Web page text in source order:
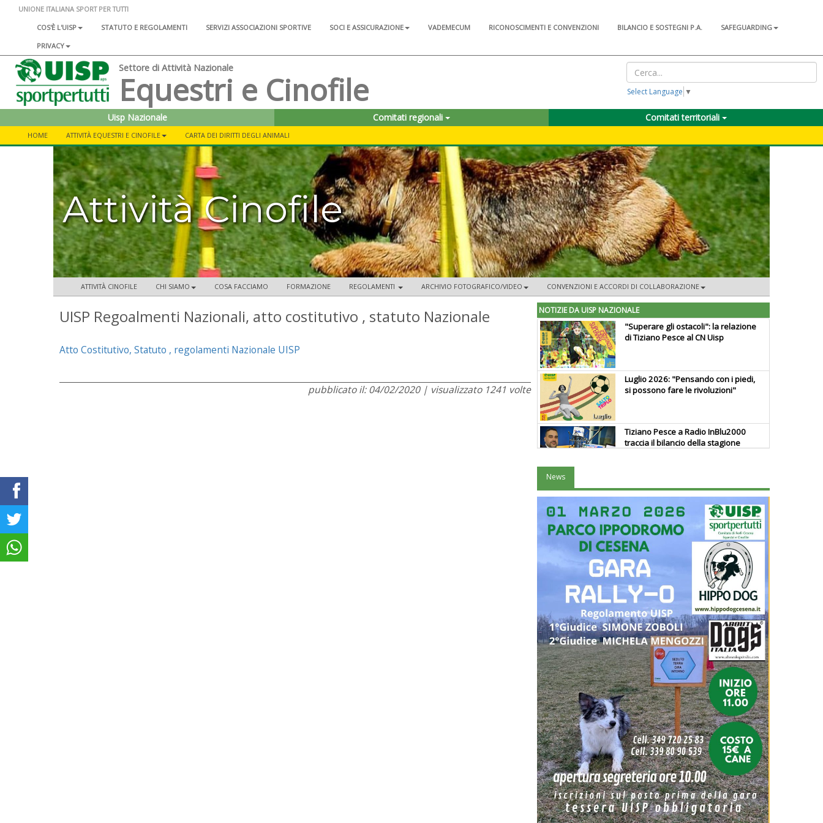
UNIONE ITALIANA SPORT PER TUTTI
COS'È L'UISP
STATUTO E REGOLAMENTI SERVIZI ASSOCIAZIONI SPORTIVE SOCI E ASSICURAZIONE VADEMECUM RICONOSCIMENTI E CONVENZIONI BILANCIO E SOSTEGNI P.A.
SAFEGUARDING
PRIVACY
Settore di Attività Nazionale
Equestri e Cinofile Select Language ▼
Uisp Nazionale Comitati regionali Comitati territoriali
HOME ATTIVITÀ EQUESTRI E CINOFILE CARTA DEI DIRITTI DEGLI ANIMALI
Attività Cinofile
ATTIVITÀ CINOFILE CHI SIAMO COSA FACCIAMO FORMAZIONE REGOLAMENTI ARCHIVIO FOTOGRAFICO/VIDEO CONVENZIONI E ACCORDI DI COLLABORAZIONE
UISP Regoalmenti Nazionali, atto costitutivo , statuto Nazionale
Atto Costitutivo, Statuto , regolamenti Nazionale UISP
pubblicato il: 04/02/2020 | visualizzato 1241 volte
NOTIZIE DA UISP NAZIONALE
"Superare gli ostacoli": la relazione
di Tiziano Pesce al CN Uisp
Luglio 2026: "Pensando con i piedi,
si possono fare le rivoluzioni"
Tiziano Pesce a Radio InBlu2000
traccia il bilancio della stagione
valorizzi le nostre specificità"
La formazione Uisp rallenta ma
prosegue anche in estate
Tiziano Pesce nel Cda di
Fondazione Terzjus: prima riunione
a Roma
News